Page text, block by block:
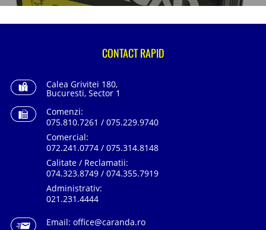
CONTACT RAPID
Calea Grivitei 180,
Bucuresti, Sector 1
Comenzi:
075.810.7261 / 075.229.9740
Comercial:
072.241.0774 / 075.314.8148
Calitate / Reclamatii:
074.323.8749 / 074.355.7919
Administrativ:
021.231.4444
Email: office@caranda.ro